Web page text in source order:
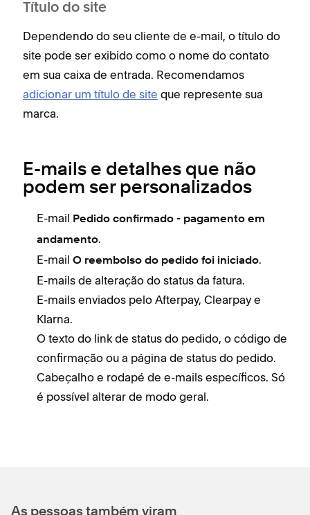
Título do site
Dependendo do seu cliente de e-mail, o título do
site pode ser exibido como o nome do contato
em sua caixa de entrada. Recomendamos
adicionar um título de site que represente sua
marca.
E-mails e detalhes que não
podem ser personalizados
E-mail Pedido confirmado - pagamento em
andamento.
E-mail O reembolso do pedido foi iniciado.
E-mails de alteração do status da fatura.
E-mails enviados pelo Afterpay, Clearpay e
Klarna.
O texto do link de status do pedido, o código de
confirmação ou a página de status do pedido.
Cabeçalho e rodapé de e-mails específicos. Só
é possível alterar de modo geral.
As pessoas também viram